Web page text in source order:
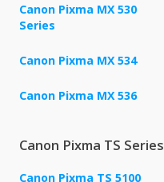
Canon Pixma MX 530
Series
Canon Pixma MX 534
Canon Pixma MX 536
Canon Pixma TS Series
Canon Pixma TS 5100